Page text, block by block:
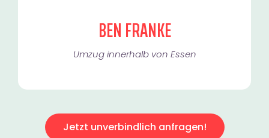
BEN FRANKE
Umzug innerhalb von Essen​
Jetzt unverbindlich anfragen!